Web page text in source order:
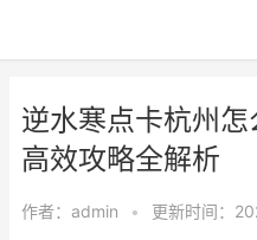
逆水寒点卡杭州
高效攻略全解析
作者： admin • 更新时间：